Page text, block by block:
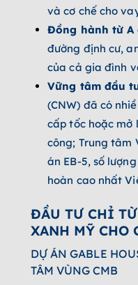
và cơ chế cho
Đồng hành từ A
đường định cư,
của cả gia đình
Vững tâm đầu
(CNW) đã có
cấp tốc hoặc mở
công; Trung tâm
án EB-5, số
hoàn cao nhất
ĐẦU TƯ CHỈ
XANH MỸ CHO
DỰ ÁN GABLE
TÂM VÙNG CMB